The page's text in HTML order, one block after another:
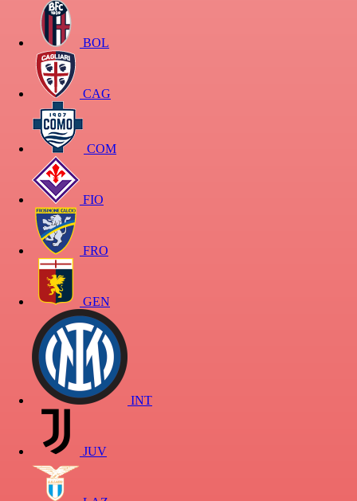
BOL
CAG
COM
FIO
FRO
GEN
INT
JUV